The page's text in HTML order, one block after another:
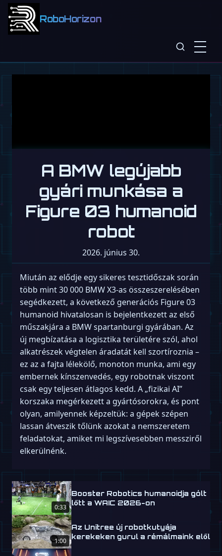
RoboHorizon
A BMW legújabb
gyári munkása a
Figure 03 humanoid
robot
2026. június 30.
Miután az elődje egy sikeres tesztidőszak során
több mint 30 000 BMW X3-as összeszerelésében
segédkezett, a következő generációs Figure 03
humanoid hivatalosan is bejelentkezett az első
műszakjára a BMW spartanburgi gyárában. Az
új megbízatása a logisztika területére szól, ahol
alkatrészek végtelen áradatát kell szortíroznia –
ez az a fajta lélekölő, monoton munka, ami egy
embernek kínszenvedés, egy robotnak viszont
csak egy teljesen átlagos kedd. A „fizikai AI”
korszaka megérkezett a gyártósorokra, és pont
olyan, amilyennek képzeltük: a gépek szépen
lassan átveszik tőlünk azokat a nemszeretem
feladatokat, amiket mi legszívesebben messziről
elkerülnénk.
0:33
Booster Robotics humanoidja gólt
lőtt a WAIC 2026-on
1:00
Az Unitree új robotkutyája
kerekeken gurul a rémálmaink elől